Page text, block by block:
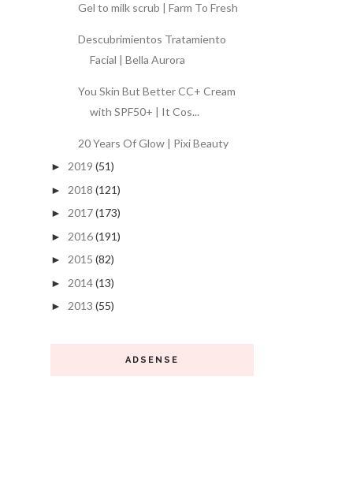
Gel to milk scrub | Farm To Fresh
Descubrimientos Tratamiento
Facial | Bella Aurora
You Skin But Better CC+ Cream
with SPF50+ | It Cos...
20 Years Of Glow | Pixi Beauty
► 2019 (51)
► 2018 (121)
► 2017(173)
► 2016(191)
► 2015 (82)
► 2014(13)
► 2013 (55)
ADSENSE